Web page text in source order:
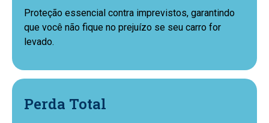
Proteção essencial contra imprevistos, garantindo
que você não fique no prejuízo se seu carro for
levado.
Perda Total